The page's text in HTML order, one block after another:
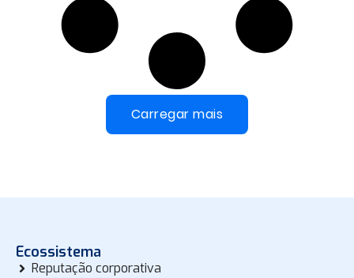
Carregar mais
Ecossistema
Reputação corporativa